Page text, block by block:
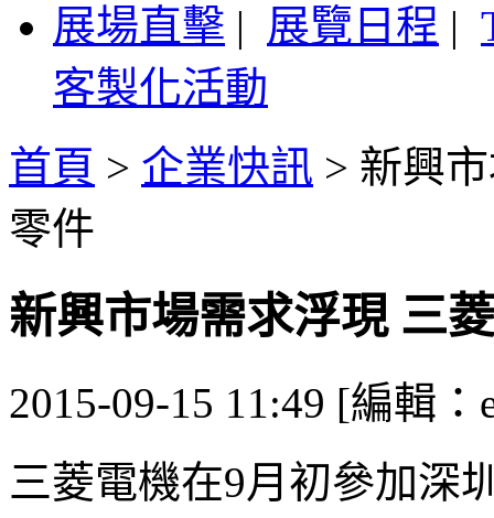
展場直擊 | 展覽日程 |
客製化活動
首頁 > 企業快訊 > 新興
零件
新興市場需求浮現 三
2015-09-15 11:49 [編輯：
三菱電機在9月初參加深